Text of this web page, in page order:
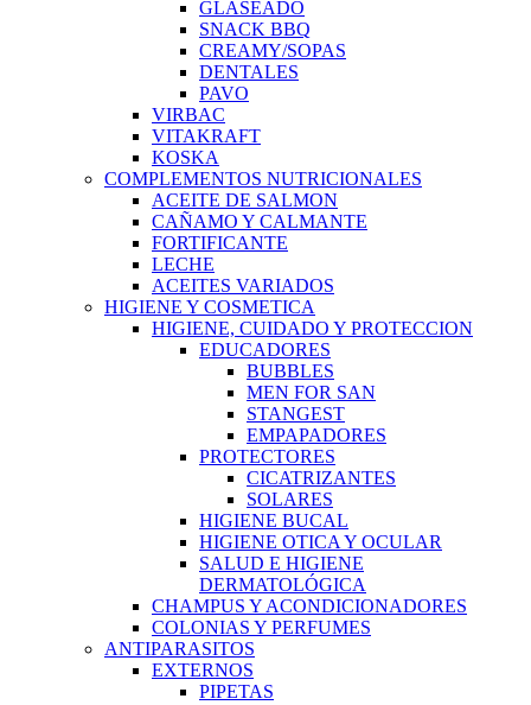
GLASEADO
SNACK BBQ
CREAMY/SOPAS
DENTALES
PAVO
VIRBAC
VITAKRAFT
KOSKA
COMPLEMENTOS NUTRICIONALES
ACEITE DE SALMON
CAÑAMO Y CALMANTE
FORTIFICANTE
LECHE
ACEITES VARIADOS
HIGIENE Y COSMETICA
HIGIENE, CUIDADO Y PROTECCION
EDUCADORES
BUBBLES
MEN FOR SAN
STANGEST
EMPAPADORES
PROTECTORES
CICATRIZANTES
SOLARES
HIGIENE BUCAL
HIGIENE OTICA Y OCULAR
SALUD E HIGIENE
DERMATOLÓGICA
CHAMPUS Y ACONDICIONADORES
COLONIAS Y PERFUMES
ANTIPARASITOS
EXTERNOS
PIPETAS